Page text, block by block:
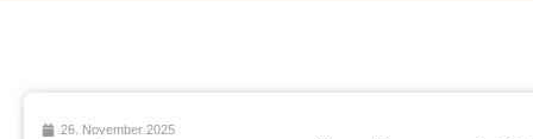
26. November 2025